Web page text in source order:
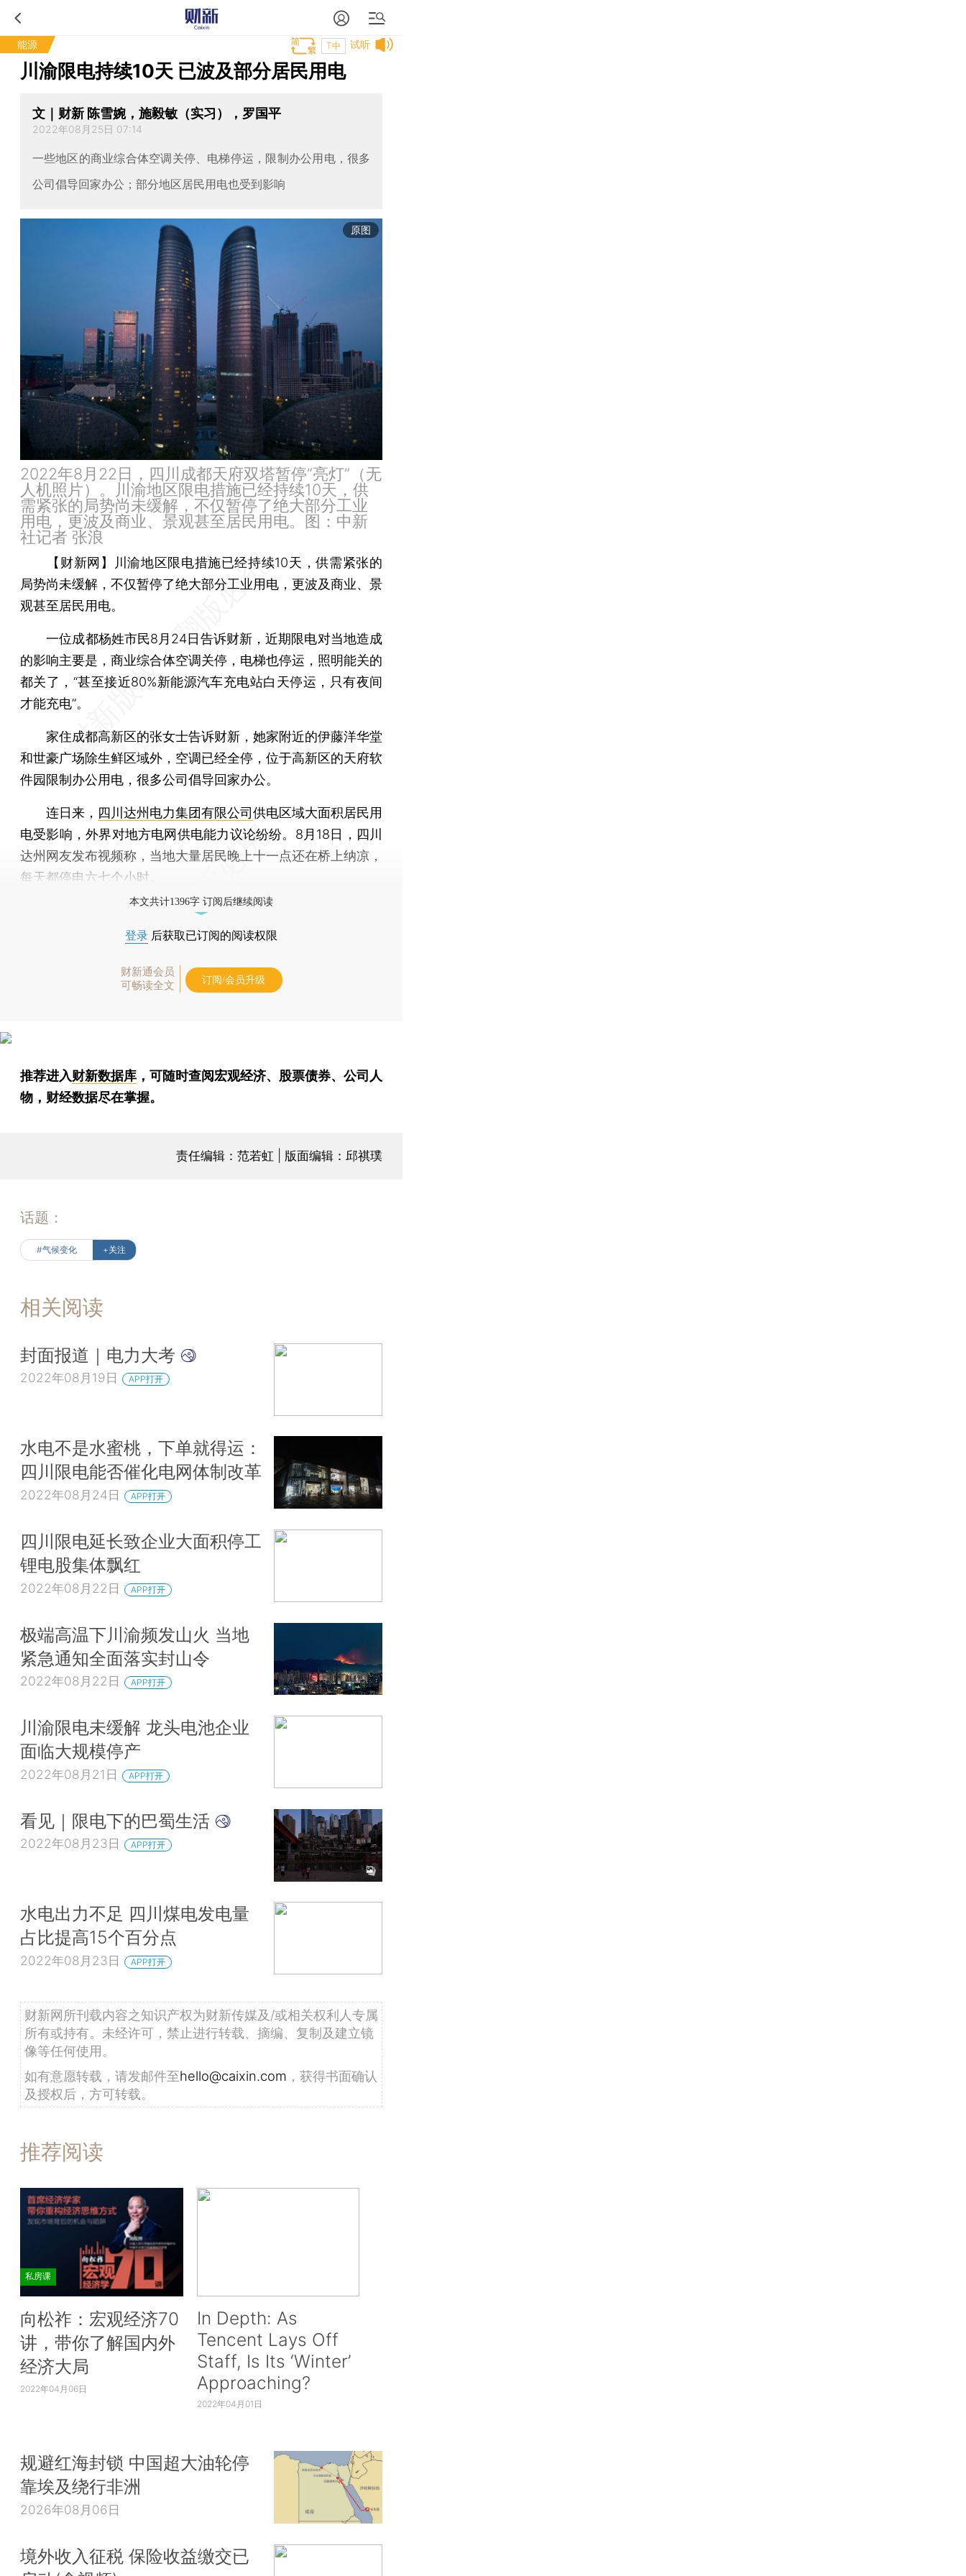
能源 试听
T中
川渝限电持续10天 已波及部分居民用电
文｜财新 陈雪婉，施毅敏（实习），罗国平
2022年08月25日 07:14
一些地区的商业综合体空调关停、电梯停运，限制办公用电，很多
公司倡导回家办公；部分地区居民用电也受到影响
原图
2022年8月22日，四川成都天府双塔暂停“亮灯”（无
人机照片）。川渝地区限电措施已经持续10天，供
需紧张的局势尚未缓解，不仅暂停了绝大部分工业
用电，更波及商业、景观甚至居民用电。图：中新
社记者 张浪
【财新网】
川渝地区限电措施已经持续10天，供需紧张的
局势尚未缓解，不仅暂停了绝大部分工业用电，更波及商业、景
观甚至居民用电。
一位成都杨姓市民8月24日告诉财新，近期限电对当地造成
的影响主要是，商业综合体空调关停，电梯也停运，照明能关的
都关了，“甚至接近80%新能源汽车充电站白天停运，只有夜间
才能充电”。
家住成都高新区的张女士告诉财新，她家附近的伊藤洋华堂
和世豪广场除生鲜区域外，空调已经全停，位于高新区的天府软
件园限制办公用电，很多公司倡导回家办公。
连日来， 四川达州电力集团有限公司供电区域大面积居民用
电受影响，外界对地方电网供电能力议论纷纷。8月18日，四川
达州网友发布视频称，当地大量居民晚上十一点还在桥上纳凉，
每天都停电六七个小时。
本文共计1396字 订阅后继续阅读
登录 后获取已订阅的阅读权限
财新通会员
可畅读全文
订阅/会员升级
推荐进入财新数据库 ，可随时查阅宏观经济、股票债券、公司人
物，财经数据尽在掌握。
责任编辑：范若虹 | 版面编辑：邱祺璞
话题：
#气候变化 +关注
相关阅读
封面报道｜电力大考
2022年08月19日 APP打开
水电不是水蜜桃，下单就得运：
四川限电能否催化电网体制改革
2022年08月24日 APP打开
四川限电延长致企业大面积停工
锂电股集体飘红
2022年08月22日 APP打开
极端高温下川渝频发山火 当地
紧急通知全面落实封山令
2022年08月22日 APP打开
川渝限电未缓解 龙头电池企业
面临大规模停产
2022年08月21日 APP打开
看见｜限电下的巴蜀生活
2022年08月23日 APP打开
水电出力不足 四川煤电发电量
占比提高15个百分点
2022年08月23日 APP打开
财新网所刊载内容之知识产权为财新传媒及/或相关权利人专属
所有或持有。未经许可，禁止进行转载、摘编、复制及建立镜
像等任何使用。
如有意愿转载，请发邮件至hello@caixin.com ，获得书面确认
及授权后，方可转载。
推荐阅读
私房课
向松祚：宏观经济70
讲，带你了解国内外
经济大局
2022年04月06日
In Depth: As
Tencent Lays Off
Staff, Is Its ‘Winter’
Approaching?
2022年04月01日
规避红海封锁 中国超大油轮停
靠埃及绕行非洲
2026年08月06日
境外收入征税 保险收益缴交已